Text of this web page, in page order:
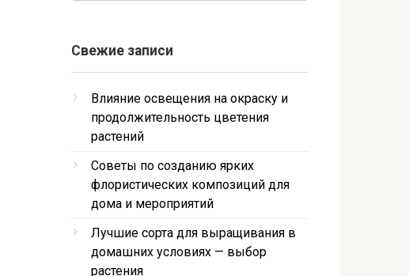
Свежие записи
Влияние освещения на окраску и
продолжительность цветения
растений
Советы по созданию ярких
флористических композиций для
дома и мероприятий
Лучшие сорта для выращивания в
домашних условиях — выбор
растения